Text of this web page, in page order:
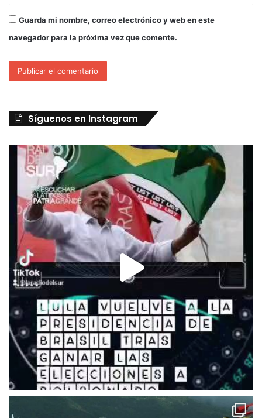
Guarda mi nombre, correo electrónico y web en este
navegador para la próxima vez que comente.
Síguenos en Instagram